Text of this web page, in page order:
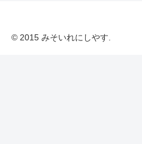
© 2015 みそいれにしやす.